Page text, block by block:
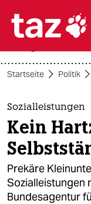

themen
politik
öko
gesellschaft
Startseite Politik
Sozialleistungen
Kein
Prekäre
Sozialleistungen
Bundesagentur